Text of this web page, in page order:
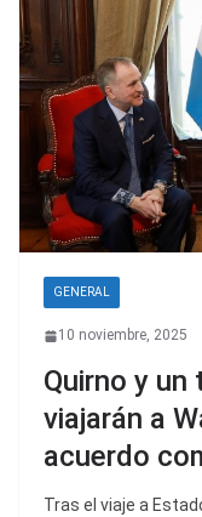
GENERAL
10 noviembre, 2025
Quirno y un
viajarán a
acuerdo
Tras el viaje a